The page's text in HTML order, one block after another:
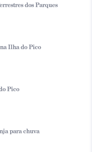
dos Parques
Ilha do Pico
Pico
para chuva